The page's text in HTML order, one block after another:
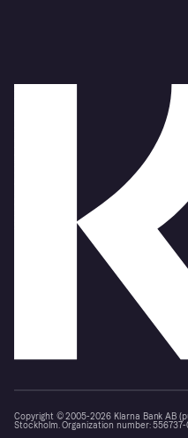
Copyright © 2005-2026 Klarna Bank AB
Stockholm. Organization number: 556737-